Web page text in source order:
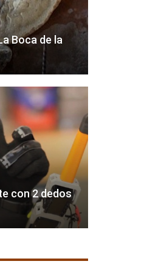
Boca de la
con 2 dedos